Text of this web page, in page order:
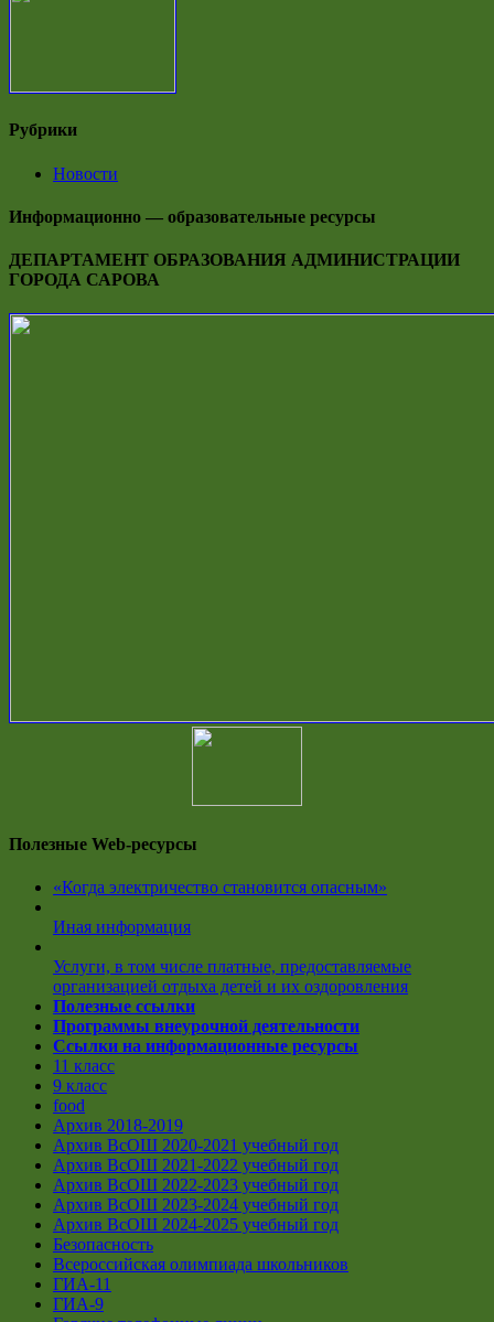
Рубрики
Новости
Информационно — образовательные ресурсы
ДЕПАРТАМЕНТ ОБРАЗОВАНИЯ АДМИНИСТРАЦИИ
ГОРОДА САРОВА
Полезные Web-ресурсы
«Когда электричество становится опасным»
Иная информация
Услуги, в том числе платные, предоставляемые
организацией отдыха детей и их оздоровления
Полезные ссылки
Программы внеурочной деятельности
Ссылки на информационные ресурсы
11 класс
9 класс
food
Архив 2018-2019
Архив ВсОШ 2020-2021 учебный год
Архив ВсОШ 2021-2022 учебный год
Архив ВсОШ 2022-2023 учебный год
Архив ВсОШ 2023-2024 учебный год
Архив ВсОШ 2024-2025 учебный год
Безопасность
Всероссийская олимпиада школьников
ГИА-11
ГИА-9